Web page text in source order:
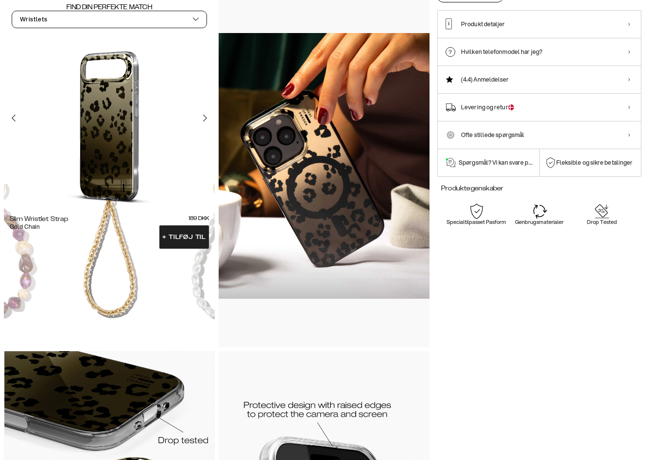
FIND DIN PERFEKTE MATCH
Wristlets
Slim Wristlet Strap
Gold Chain
189 DKK
+ TILFØJ TIL
Produkt detaljer
Hvilken telefonmodel har jeg?
(4.4)Anmeldelser
Levering og retur
Ofte stillede spørgsmål
Spørgsmål? Vi kan svare på dem! Fleksible og sikre betalinger
Produktegenskaber
Specialtilpasset Pasform Genbrugsmaterialer Drop Tested